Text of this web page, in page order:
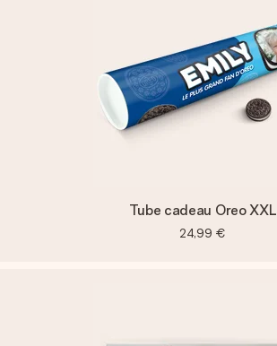
Tube cadeau Oreo XXL
24,99 €